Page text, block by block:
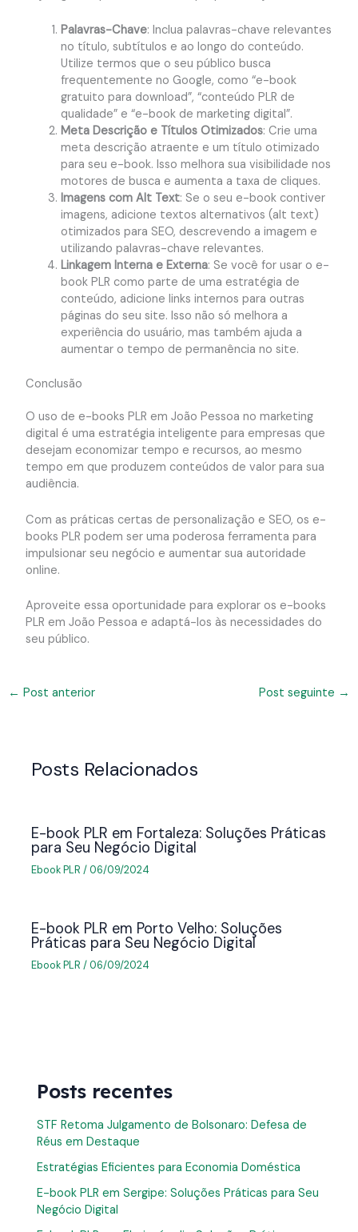
Palavras-Chave: Inclua palavras-chave relevantes
no título, subtítulos e ao longo do conteúdo.
Utilize termos que o seu público busca
frequentemente no Google, como “e-book
gratuito para download”, “conteúdo PLR de
qualidade” e “e-book de marketing digital”.
Meta Descrição e Títulos Otimizados: Crie uma
meta descrição atraente e um título otimizado
para seu e-book. Isso melhora sua visibilidade nos
motores de busca e aumenta a taxa de cliques.
Imagens com Alt Text: Se o seu e-book contiver
imagens, adicione textos alternativos (alt text)
otimizados para SEO, descrevendo a imagem e
utilizando palavras-chave relevantes.
Linkagem Interna e Externa: Se você for usar o e-
book PLR como parte de uma estratégia de
conteúdo, adicione links internos para outras
páginas do seu site. Isso não só melhora a
experiência do usuário, mas também ajuda a
aumentar o tempo de permanência no site.
Conclusão
O uso de e-books PLR em João Pessoa no marketing
digital é uma estratégia inteligente para empresas que
desejam economizar tempo e recursos, ao mesmo
tempo em que produzem conteúdos de valor para sua
audiência.
Com as práticas certas de personalização e SEO, os e-
books PLR podem ser uma poderosa ferramenta para
impulsionar seu negócio e aumentar sua autoridade
online.
Aproveite essa oportunidade para explorar os e-books
PLR em João Pessoa e adaptá-los às necessidades do
seu público.
← Post anterior Post seguinte →
Posts Relacionados
E-book PLR em Fortaleza: Soluções Práticas
para Seu Negócio Digital
Ebook PLR /06/09/2024
E-book PLR em Porto Velho: Soluções
Práticas para Seu Negócio Digital
Ebook PLR /06/09/2024
Posts recentes
STF Retoma Julgamento de Bolsonaro: Defesa de
Réus em Destaque
Estratégias Eficientes para Economia Doméstica
E-book PLR em Sergipe: Soluções Práticas para Seu
Negócio Digital